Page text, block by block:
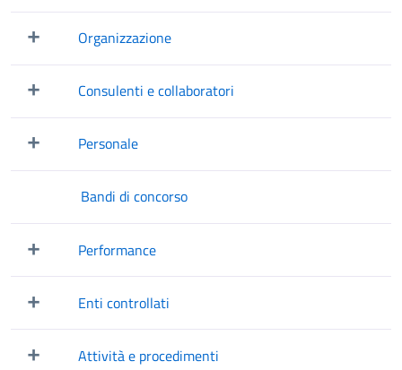
Mostra/Nascondi elementi figli
Mostra/Nascondi elementi figli
Organizzazione
Mostra/Nascondi elementi figli
Consulenti e collaboratori
Mostra/Nascondi elementi figli
Personale
Bandi di concorso
Mostra/Nascondi elementi figli
Performance
Mostra/Nascondi elementi figli
Enti controllati
Attività e procedimenti